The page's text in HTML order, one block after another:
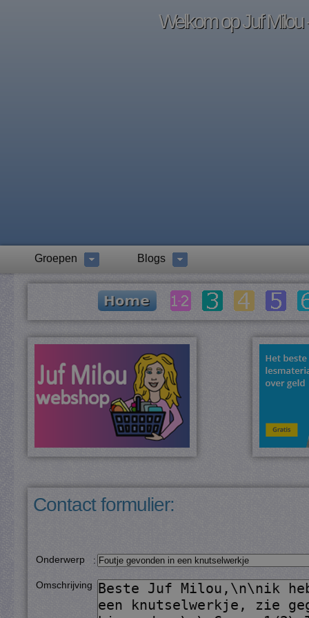
Welkom op Juf Milou
Groepen Blogs
Contact formulier:
Onderwerp :
Omschrijving